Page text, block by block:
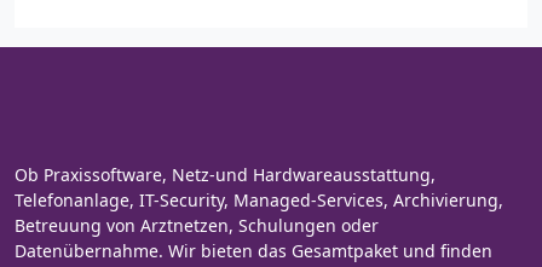
Ob Praxissoftware, Netz-und Hardwareausstattung,
Telefonanlage, IT-Security, Managed-Services, Archivierung,
Betreuung von Arztnetzen, Schulungen oder
Datenübernahme. Wir bieten das Gesamtpaket und finden